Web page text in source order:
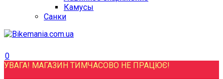
Камусы
Санки
0
УВАГА! МАГАЗИН ТИМЧАСОВО НЕ ПРАЦЮЄ!